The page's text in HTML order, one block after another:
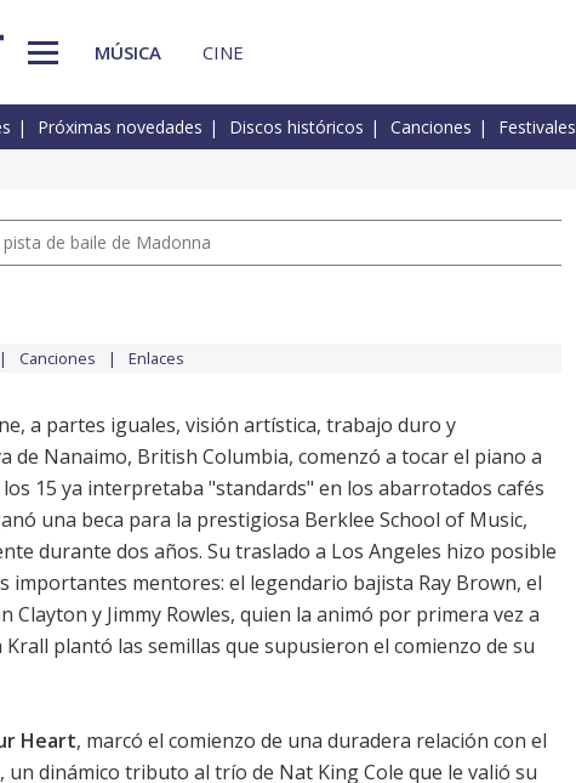
MÚSICA CINE
Próximas novedades Discos históricos Canciones Festivales
de baile de Madonna
Canciones Enlaces
a partes iguales, visión artística, trabajo duro y
de Nanaimo, British Columbia, comenzó a tocar el piano a
los 15 ya interpretaba "standards" en los abarrotados cafés
una beca para la prestigiosa Berklee School of Music,
durante dos años. Su traslado a Los Angeles hizo posible
importantes mentores: el legendario bajista Ray Brown, el
Clayton y Jimmy Rowles, quien la animó por primera vez a
plantó las semillas que supusieron el comienzo de su
Heart, marcó el comienzo de una duradera relación con el
, un dinámico tributo al trío de Nat King Cole que le valió su